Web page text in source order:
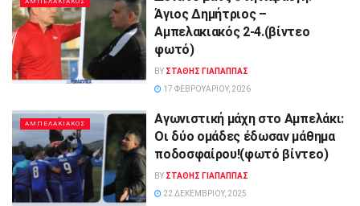
Άγιος Δημήτριος –
Αμπελακιακός 2-4.(βίντεο
φωτό)
BY ΣΤΑΘΗΣ ΓΊΑΠΑΠΠΑΣ
17 ΦΕΒΡΟΥΑΡΊΟΥ, 2026
ΑΜΠΕΛΑΚΙΑΚΟΣ
Αγωνιστική μάχη στο Αμπελάκι:
Οι δύο ομάδες έδωσαν μάθημα
ποδοσφαίρου!(φωτό βίντεο)
BY ΣΤΑΘΗΣ ΓΊΑΠΑΠΠΑΣ
22 ΔΕΚΕΜΒΡΊΟΥ, 2025